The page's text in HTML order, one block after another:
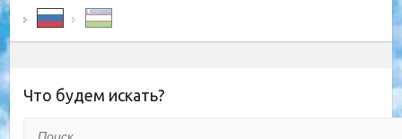
Что будем искать?